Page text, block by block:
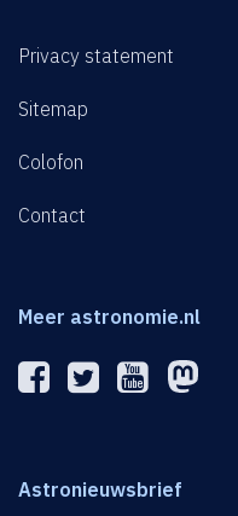
Privacy statement
Sitemap
Colofon
Contact
Meer astronomie.nl
Astronieuwsbrief